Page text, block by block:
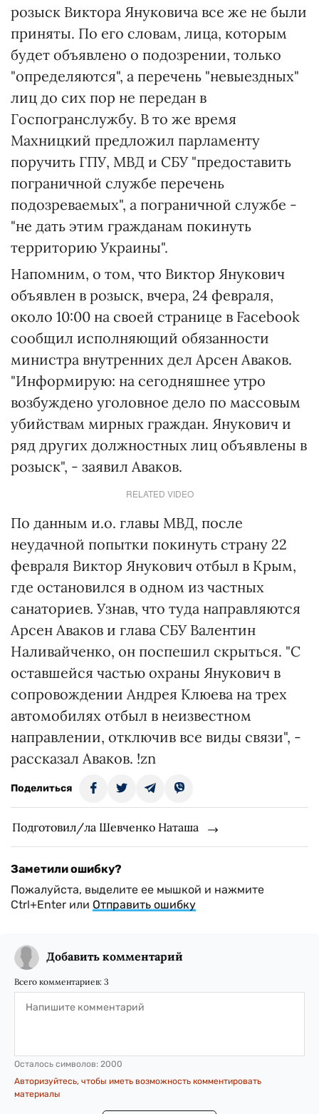
розыск Виктора Януковича все же не были
приняты. По его словам, лица, которым
будет объявлено о подозрении, только
"определяются", а перечень "невыездных"
лиц до сих пор не передан в
Госпогранслужбу. В то же время
Махницкий предложил парламенту
поручить ГПУ, МВД и СБУ "предоставить
пограничной службе перечень
подозреваемых", а пограничной службе -
"не дать этим гражданам покинуть
территорию Украины".
Напомним, о том, что Виктор Янукович
объявлен в розыск, вчера, 24 февраля,
около 10:00 на своей странице в Facebook
сообщил исполняющий обязанности
министра внутренних дел Арсен Аваков.
"Информирую: на сегодняшнее утро
возбуждено уголовное дело по массовым
убийствам мирных граждан. Янукович и
ряд других должностных лиц объявлены в
розыск", - заявил Аваков.
RELATED VIDEO
По данным и.о. главы МВД, после
неудачной попытки покинуть страну 22
февраля Виктор Янукович отбыл в Крым,
где остановился в одном из частных
санаториев. Узнав, что туда направляются
Арсен Аваков и глава СБУ Валентин
Наливайченко, он поспешил скрыться. "С
оставшейся частью охраны Янукович в
сопровождении Андрея Клюева на трех
автомобилях отбыл в неизвестном
направлении, отключив все виды связи", -
рассказал Аваков. !zn
Поделиться
Подготовил/ла Шевченко Наташа
Заметили ошибку?
Пожалуйста, выделите ее мышкой и нажмите
Ctrl+Enter или Отправить ошибку
Добавить комментарий
Всего комментариев: 3
Осталось символов: 2000
Авторизуйтесь, чтобы иметь возможность комментировать
материалы